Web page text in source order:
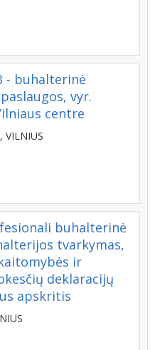
- buhalterinė
vyr.
centre
VILNIUS
buhalterinė
tvarkymas,
ir
deklaracijų
apskritis